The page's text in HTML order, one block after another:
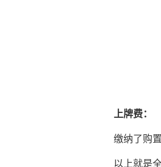
上牌费：
缴纳了购
以上就是